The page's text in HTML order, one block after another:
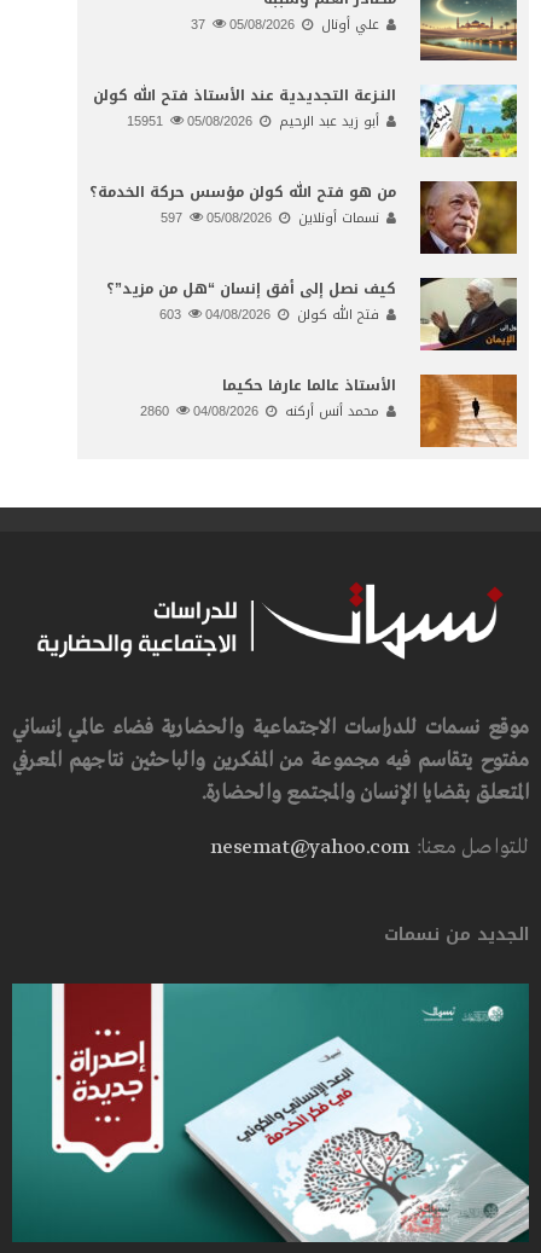
علي أونال 05/08/2026
النـزعة التجديدية عند الأستاذ فتح الله كولن
أبو زيد عبد الرحيم 05/08/2026
من هو فتح الله كولن مؤسس حركة الخدمة؟
نسمات أونلاين 05/08/2026
كيف نصل إلى أفق إنسان “هل من مزيد”؟
فتح الله كولن 04/08/2026
الأستاذ عالما عارفا حكيما
محمد أنس أركنه 04/08/2026
موقع نسمات للدراسات الاجتماعية والحضارية فضاء عالمي إنساني
مفتوح يتقاسم فيه مجموعة من المفكرين والباحثين نتاجهم المعرفي
المتعلق بقضايا الإنسان والمجتمع والحضارة.
للتواصل معنا:nesemat@yahoo.com
الجديد من نسمات